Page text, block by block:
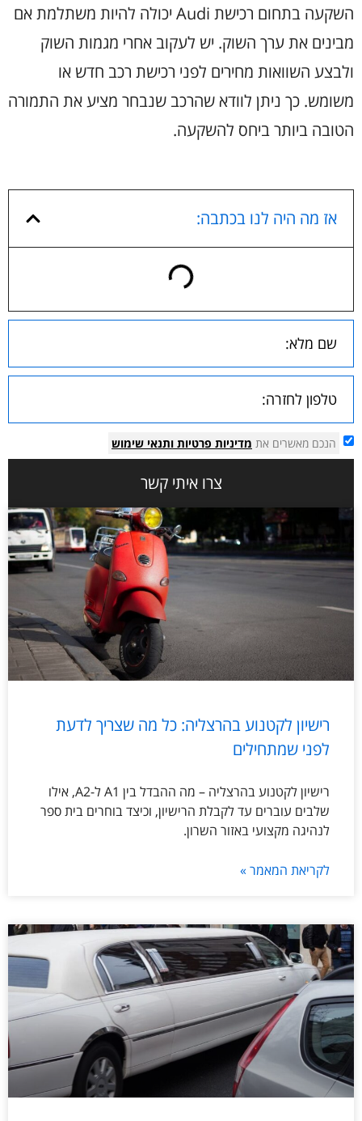
השקעה בתחום רכישת Audi יכולה להיות משתלמת אם
מבינים את ערך השוק. יש לעקוב אחרי מגמות השוק
ולבצע השוואות מחירים לפני רכישת רכב חדש או
משומש. כך ניתן לוודא שהרכב שנבחר מציע את התמורה
הטובה ביותר ביחס להשקעה.
אז מה היה לנו בכתבה:
הנכם מאשרים את מדיניות פרטיות ותנאי שימוש
צרו איתי קשר
רישיון לקטנוע בהרצליה: כל מה שצריך לדעת
לפני שמתחילים
רישיון לקטנוע בהרצליה – מה ההבדל בין A1 ל-A2, אילו
שלבים עוברים עד לקבלת הרישיון, וכיצד בוחרים בית ספר
לנהיגה מקצועי באזור השרון.
לקריאת המאמר »